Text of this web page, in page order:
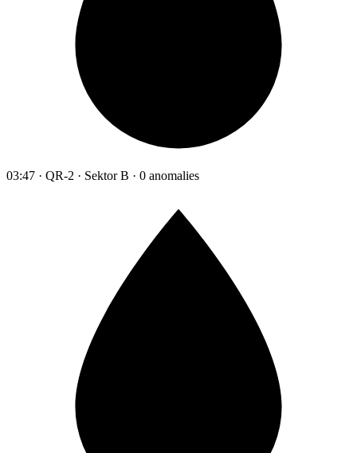
03:47 · QR-2 · Sektor B · 0 anomalies